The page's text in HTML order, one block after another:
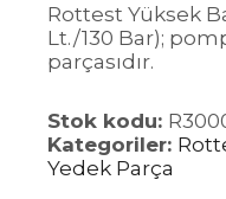
Rottest Yüksek
Lt./130 Bar);
parçasıdır.
Stok kodu:
Kategoriler:
Yedek Parça